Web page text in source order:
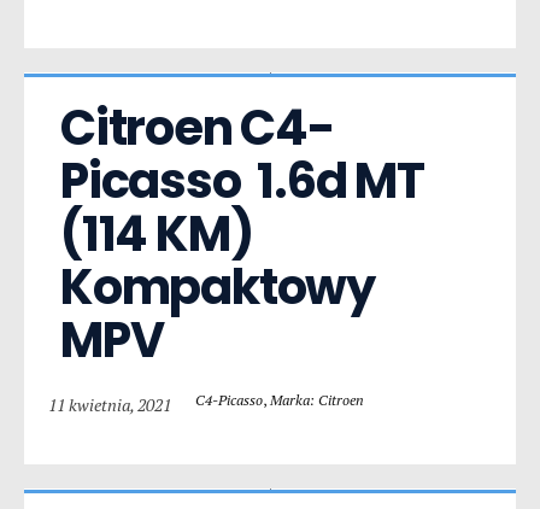
Citroen C4-
Picasso  1.6d MT
(114 KM)
Kompaktowy
MPV
11 kwietnia, 2021 C4-Picasso, Marka: Citroen